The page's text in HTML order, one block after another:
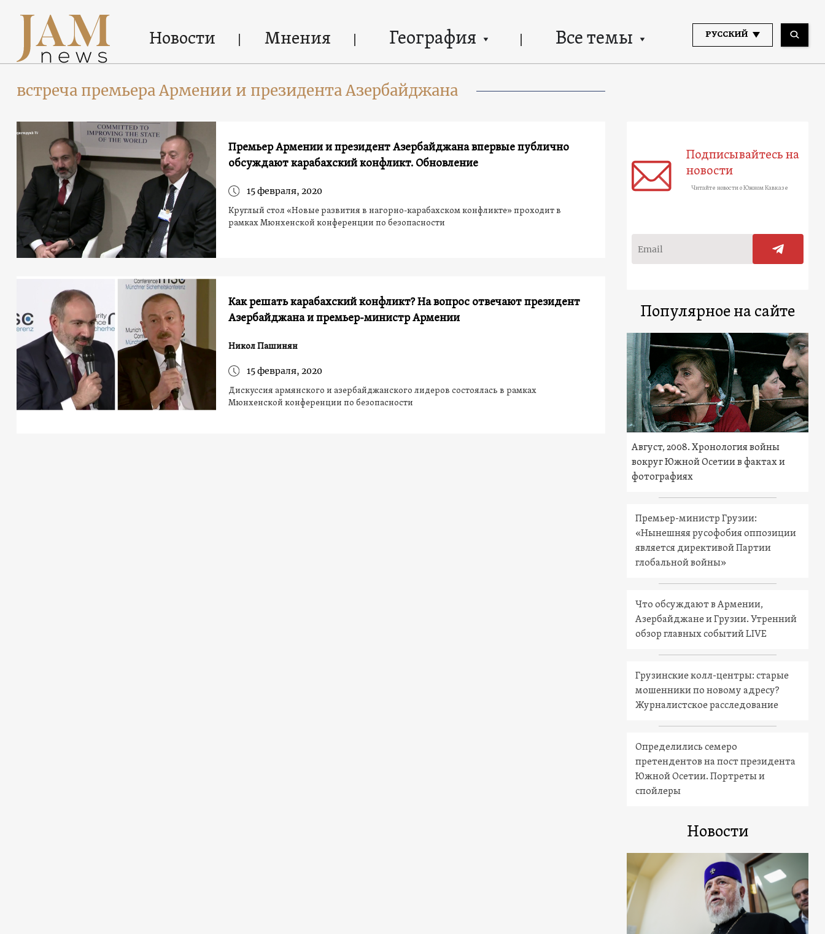
Новости Мнения География Все темы РУССКИЙ
встреча премьера Армении и президента Азербайджана
Премьер Армении и президент Азербайджана впервые публично
обсуждают карабахский конфликт. Обновление
15 февраля, 2020
Круглый стол «Новые развития в нагорно-карабахском конфликте» проходит в
рамках Мюнхенской конференции по безопасности
Как решать карабахский конфликт? На вопрос отвечают президент
Азербайджана и премьер-министр Армении
Никол Пашинян
15 февраля, 2020
Дискуссия армянского и азербайджанского лидеров состоялась в рамках
Мюнхенской конференции по безопасности
Подписывайтесь на
новости
Читайте новости о Южном Кавказе
Популярное на сайте
Август, 2008. Хронология войны
вокруг Южной Осетии в фактах и
фотографиях
Премьер-министр Грузии:
«Нынешняя русофобия оппозиции
является директивой Партии
глобальной войны»
Что обсуждают в Армении,
Азербайджане и Грузии. Утренний
обзор главных событий LIVE
Грузинские колл-центры: старые
мошенники по новому адресу?
Журналистское расследование
Определились семеро
претендентов на пост президента
Южной Осетии. Портреты и
спойлеры
Новости